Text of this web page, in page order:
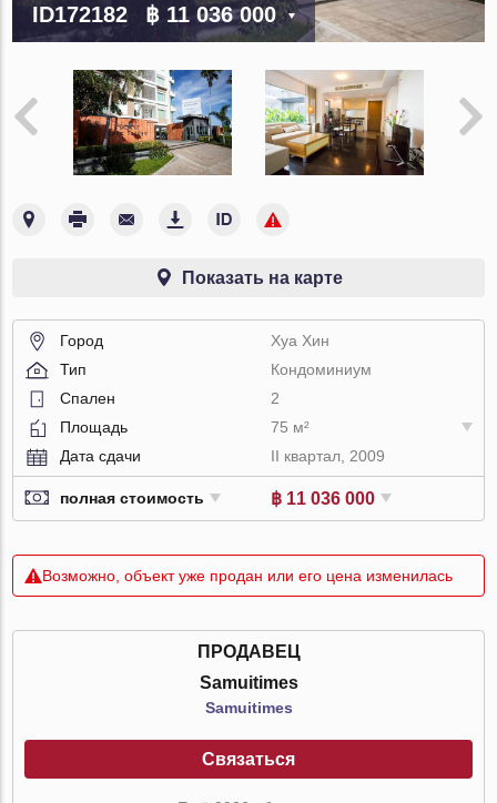
ID172182 ฿ 11 036 000
Показать на карте
Город
Хуа Хин
Тип
Кондоминиум
Спален
2
Площадь
75 м²
Дата сдачи
II квартал, 2009
полная стоимость ฿ 11 036 000
Возможно, объект уже продан или его цена изменилась
ПРОДАВЕЦ
Samuitimes
Samuitimes
Связаться